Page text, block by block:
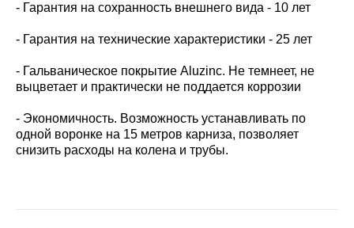
- Гарантия на сохранность внешнего вида - 10 лет
- Гарантия на технические характеристики - 25 лет
- Гальваническое покрытие Aluzinc. Не темнеет, не
выцветает и практически не поддается коррозии
- Экономичность. Возможность устанавливать по
одной воронке на 15 метров карниза, позволяет
снизить расходы на колена и трубы.